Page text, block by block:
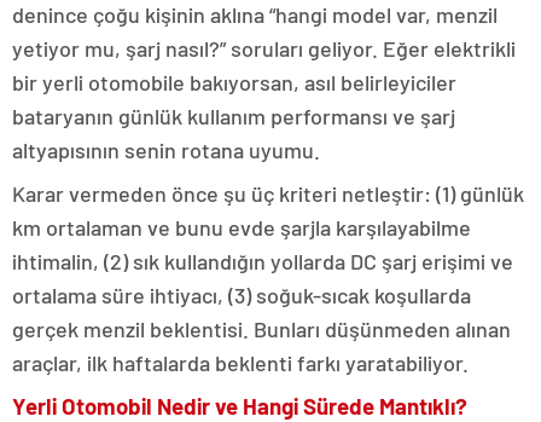
denince çoğu kişinin aklına “hangi model var, menzil
yetiyor mu, şarj nasıl?” soruları geliyor. Eğer elektrikli
bir yerli otomobile bakıyorsan, asıl belirleyiciler
bataryanın günlük kullanım performansı ve şarj
altyapısının senin rotana uyumu.
Karar vermeden önce şu üç kriteri netleştir: (1) günlük
km ortalaman ve bunu evde şarjla karşılayabilme
ihtimalin, (2) sık kullandığın yollarda DC şarj erişimi ve
ortalama süre ihtiyacı, (3) soğuk-sıcak koşullarda
gerçek menzil beklentisi. Bunları düşünmeden alınan
araçlar, ilk haftalarda beklenti farkı yaratabiliyor.
Yerli Otomobil Nedir ve Hangi Sürede Mantıklı?